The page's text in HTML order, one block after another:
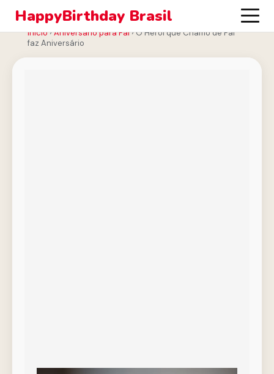
HappyBirthday Brasil
Início›Aniversário para Pai›O Herói que Chamo de Pai
faz Aniversário